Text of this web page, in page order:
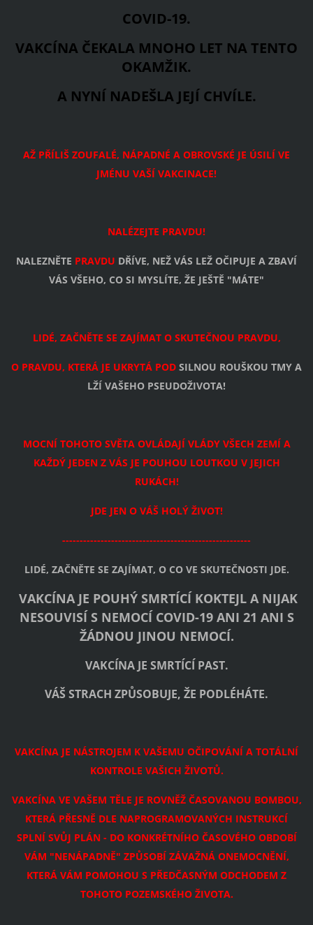
COVID-19.
VAKCÍNA ČEKALA MNOHO LET NA TENTO
OKAMŽIK.
A NYNÍ NADEŠLA JEJÍ CHVÍLE.
AŽ PŘÍLIŠ ZOUFALÉ, NÁPADNÉ A OBROVSKÉ JE ÚSILÍ VE
JMÉNU VAŠÍ VAKCINACE!
NALÉZEJTE PRAVDU!
NALEZNĚTE PRAVDU DŘÍVE, NEŽ VÁS LEŽ OČIPUJE A ZBAVÍ
VÁS VŠEHO, CO SI MYSLÍTE, ŽE JEŠTĚ "MÁTE"
LIDÉ, ZAČNĚTE SE ZAJÍMAT O SKUTEČNOU PRAVDU,
O PRAVDU, KTERÁ JE UKRYTÁ POD SILNOU ROUŠKOU TMY A
LŽÍ VAŠEHO PSEUDOŽIVOTA!
MOCNÍ TOHOTO SVĚTA OVLÁDAJÍ VLÁDY VŠECH ZEMÍ A
KAŽDÝ JEDEN Z VÁS JE POUHOU LOUTKOU V JEJICH
RUKÁCH!
JDE JEN O VÁŠ HOLÝ ŽIVOT!
------------------------------------------------------
LIDÉ, ZAČNĚTE SE ZAJÍMAT, O CO VE SKUTEČNOSTI JDE.
VAKCÍNA JE POUHÝ SMRTÍCÍ KOKTEJL A NIJAK
NESOUVISÍ S NEMOCÍ COVID-19 ANI 21 ANI S
ŽÁDNOU JINOU NEMOCÍ.
VAKCÍNA JE SMRTÍCÍ PAST.
VÁŠ STRACH ZPŮSOBUJE, ŽE PODLÉHÁTE.
VAKCÍNA JE NÁSTROJEM K VAŠEMU OČIPOVÁNÍ A TOTÁLNÍ
KONTROLE VAŠICH ŽIVOTŮ.
VAKCÍNA VE VAŠEM TĚLE JE ROVNĚŽ ČASOVANOU BOMBOU,
KTERÁ PŘESNĚ DLE NAPROGRAMOVANÝCH INSTRUKCÍ
SPLNÍ SVŮJ PLÁN - DO KONKRÉTNÍHO ČASOVÉHO OBDOBÍ
VÁM "NENÁPADNĚ" ZPŮSOBÍ ZÁVAŽNÁ ONEMOCNĚNÍ,
KTERÁ VÁM POMOHOU S PŘEDČASNÝM ODCHODEM Z
TOHOTO POZEMSKÉHO ŽIVOTA.